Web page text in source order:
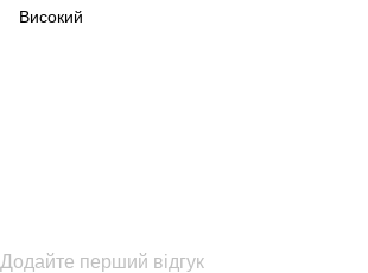
Високий
Додайте перший відгук